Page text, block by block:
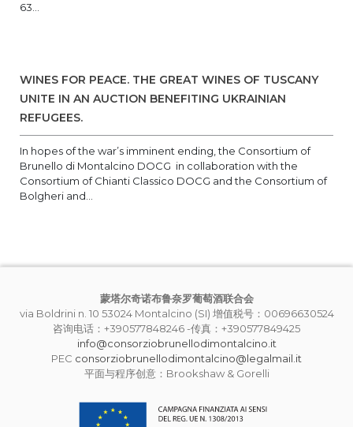
63...
WINES FOR PEACE. THE GREAT WINES OF TUSCANY
UNITE IN AN AUCTION BENEFITING UKRAINIAN
REFUGEES.
In hopes of the war’s imminent ending, the Consortium of
Brunello di Montalcino DOCG in collaboration with the
Consortium of Chianti Classico DOCG and the Consortium of
Bolgheri and...
蒙塔尔奇诺布鲁奈罗葡萄酒联合会
via Boldrini n. 10 53024 Montalcino (SI) 增值税号：00696630524
咨询电话：+390577848246 -传真：+390577849425
info@consorziobrunellodimontalcino.it
PEC consorziobrunellodimontalcino@legalmail.it
平面与程序创意：Brookshaw & Gorelli